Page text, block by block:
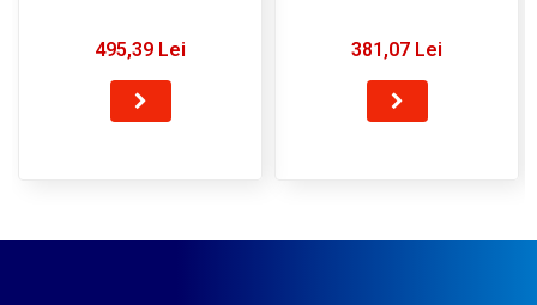
495,39 Lei 381,07 Lei